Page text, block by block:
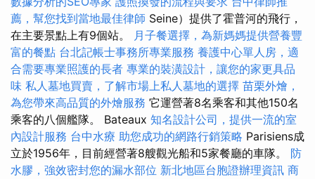
薦，幫您找到當地最佳律師 Seine）提供了霍普河的飛行，
在主要景點上有9個站。 月子餐選擇，為新媽媽提供營養豐
富的餐點 台北記帳士事務所專業服務 養護中心單人房，適
合需要專業照護的長者 專業的裝潢設計，讓您的家更具品
味 私人墓地買賣，了解市場上私人墓地的選擇 苗栗外燴，
為您帶來高品質的外燴服務 它運營著8名乘客和其他150名
乘客的八個艦隊。 Bateaux 知名設計公司，提供一流的室
內設計服務 台中水療 助您成功的網路行銷策略 Parisiens成
立於1956年，目前經營著8艘觀光船和5家餐廳的車隊。 防
水膠，強效密封您的漏水部位 新北地區台胞證辦理資訊 商